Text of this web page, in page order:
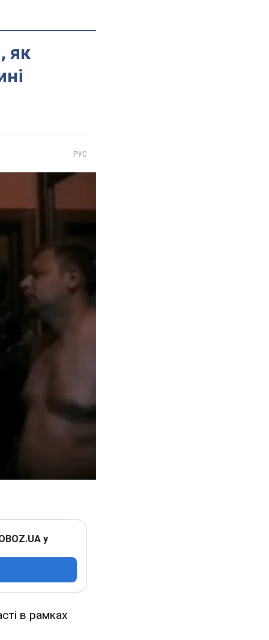
як
РУС
у
в рамках